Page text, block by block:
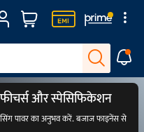
5जी ₹30,000 के अंदर मोबाइल
और स्पेसिफिकेशन
पावर का अनुभव करें. बजाज फाइनेंस से